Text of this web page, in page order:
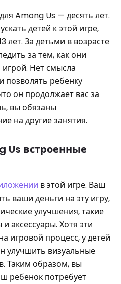
Among Us — десять лет.
детей к этой игре,
лет. За детьми в возрасте
за тем, как они
Нет смысла
позволять ребенку
он продолжает вас за
вы обязаны
на другие занятия.
Us встроенные
в этой игре. Ваш
ваши деньги на эту игру,
улучшения, такие
аксессуары. Хотя эти
игровой процесс, у детей
улучшить визуальные
Таким образом, вы
ребенок потребует